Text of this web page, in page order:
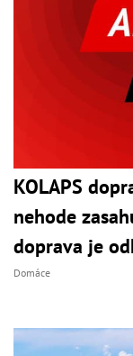
KOLAPS
nehode
doprava je
Domáce